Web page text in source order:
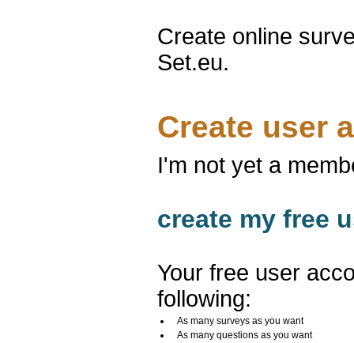
Create online
Set.eu.
Create user
I'm not yet a
create my free
Your free user
following:
As many surveys as you want
As many questions as you want